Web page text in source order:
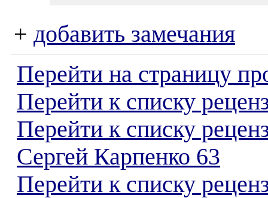
+ добавить замечания
Перейти на страницу
Перейти к списку
Перейти к списку
Сергей Карпенко 63
Перейти к списку